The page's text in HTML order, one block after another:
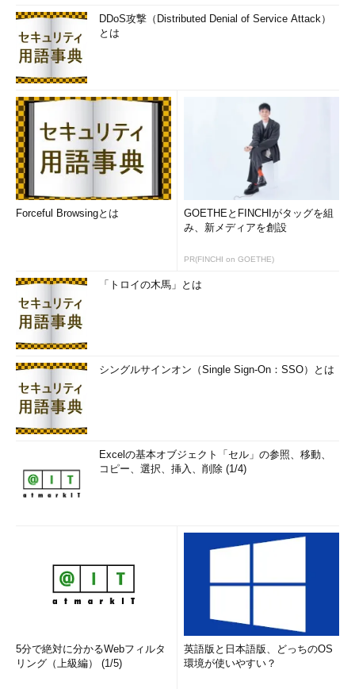
DDoS攻撃（Distributed Denial of Service Attack）
とは
Forceful Browsingとは
GOETHEとFINCHIがタッグを組
み、新メディアを創設
PR(FINCHI on GOETHE)
「トロイの木馬」とは
シングルサインオン（Single Sign-On：SSO）とは
Excelの基本オブジェクト「セル」の参照、移動、
コピー、選択、挿入、削除 (1/4)
5分で絶対に分かるWebフィルタ
リング（上級編） (1/5)
英語版と日本語版、どっちのOS
環境が使いやすい？